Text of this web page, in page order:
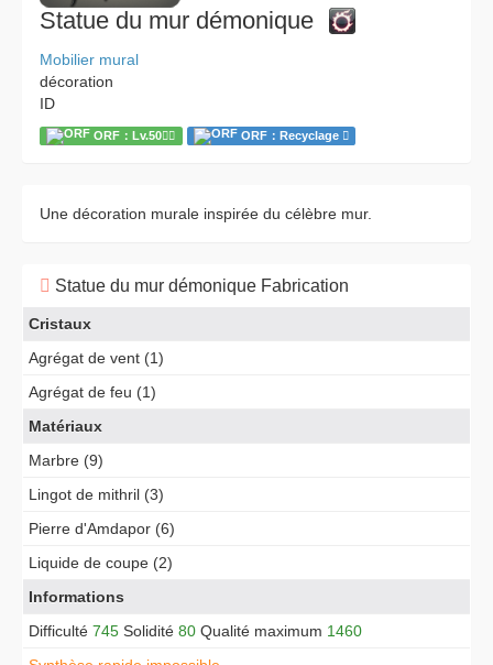
Statue du mur démonique
Mobilier mural
décoration
ID
ORF：Lv.50 ORF：Recyclage
Une décoration murale inspirée du célèbre mur.
Statue du mur démonique Fabrication
Cristaux
Agrégat de vent (1)
Agrégat de feu (1)
Matériaux
Marbre (9)
Lingot de mithril (3)
Pierre d'Amdapor (6)
Liquide de coupe (2)
Informations
Difficulté 745 Solidité 80 Qualité maximum 1460